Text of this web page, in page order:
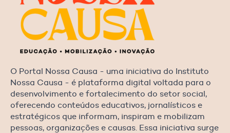
O Portal Nossa Causa - uma iniciativa do Instituto
Nossa Causa - é plataforma digital voltada para o
desenvolvimento e fortalecimento do setor social,
oferecendo conteúdos educativos, jornalísticos e
estratégicos que informam, inspiram e mobilizam
pessoas, organizações e causas. Essa iniciativa surge